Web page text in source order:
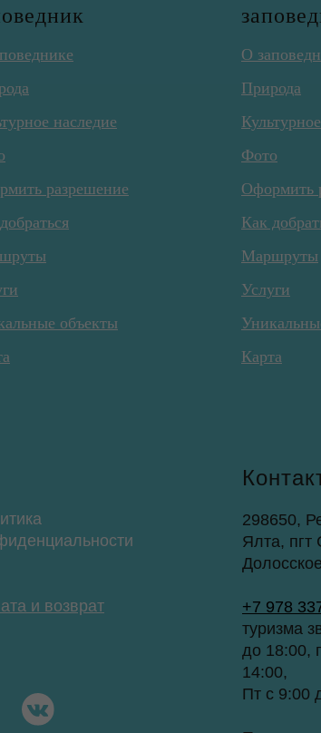
наследие
разрешение
объекты
О
Природа
Фото
Оформить
Как
Маршруты
Услуги
Карта
и возврат
298650,
Ялта, пгт
+7 978
туризма
до 18:00,
14:00,
Пт с 9:00